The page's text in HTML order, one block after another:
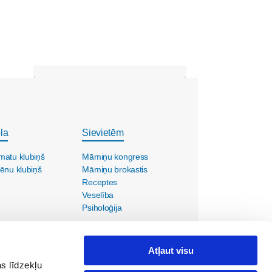
līdzekļu
Atļaut visu
klubiņš
klubiņš
Sievietēm
Māmiņu kongress
Māmiņu brokastis
Receptes
Veselība
Psiholoģija